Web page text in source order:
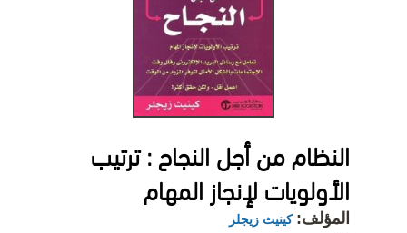
النظام من أجل النجاح : ترتيب
الأولويات لإنجاز المهام
المؤلف: كينيث زيجلر